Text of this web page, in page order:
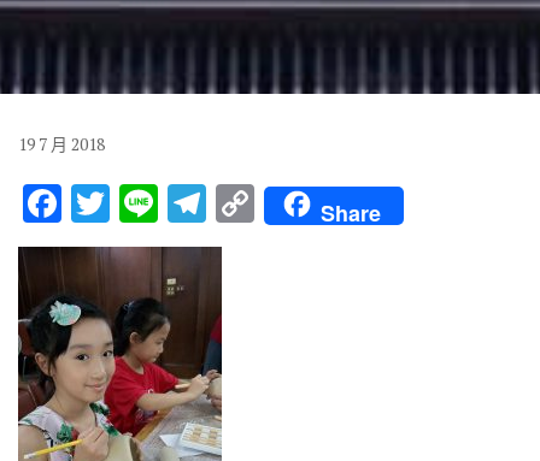
19 7 月 2018
F
ac
e
b
o
o
k
T
w
it
te
r
Li
n
e
T
el
gr
a
m
C
o
Share